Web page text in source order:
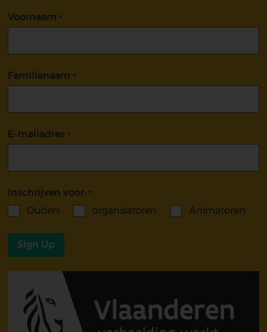
Voornaam
Familienaam
E-mailadres
Inschrijven voor:
Ouders
organisatoren Animatoren
Sign Up